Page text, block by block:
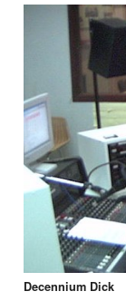
Decennium Dick